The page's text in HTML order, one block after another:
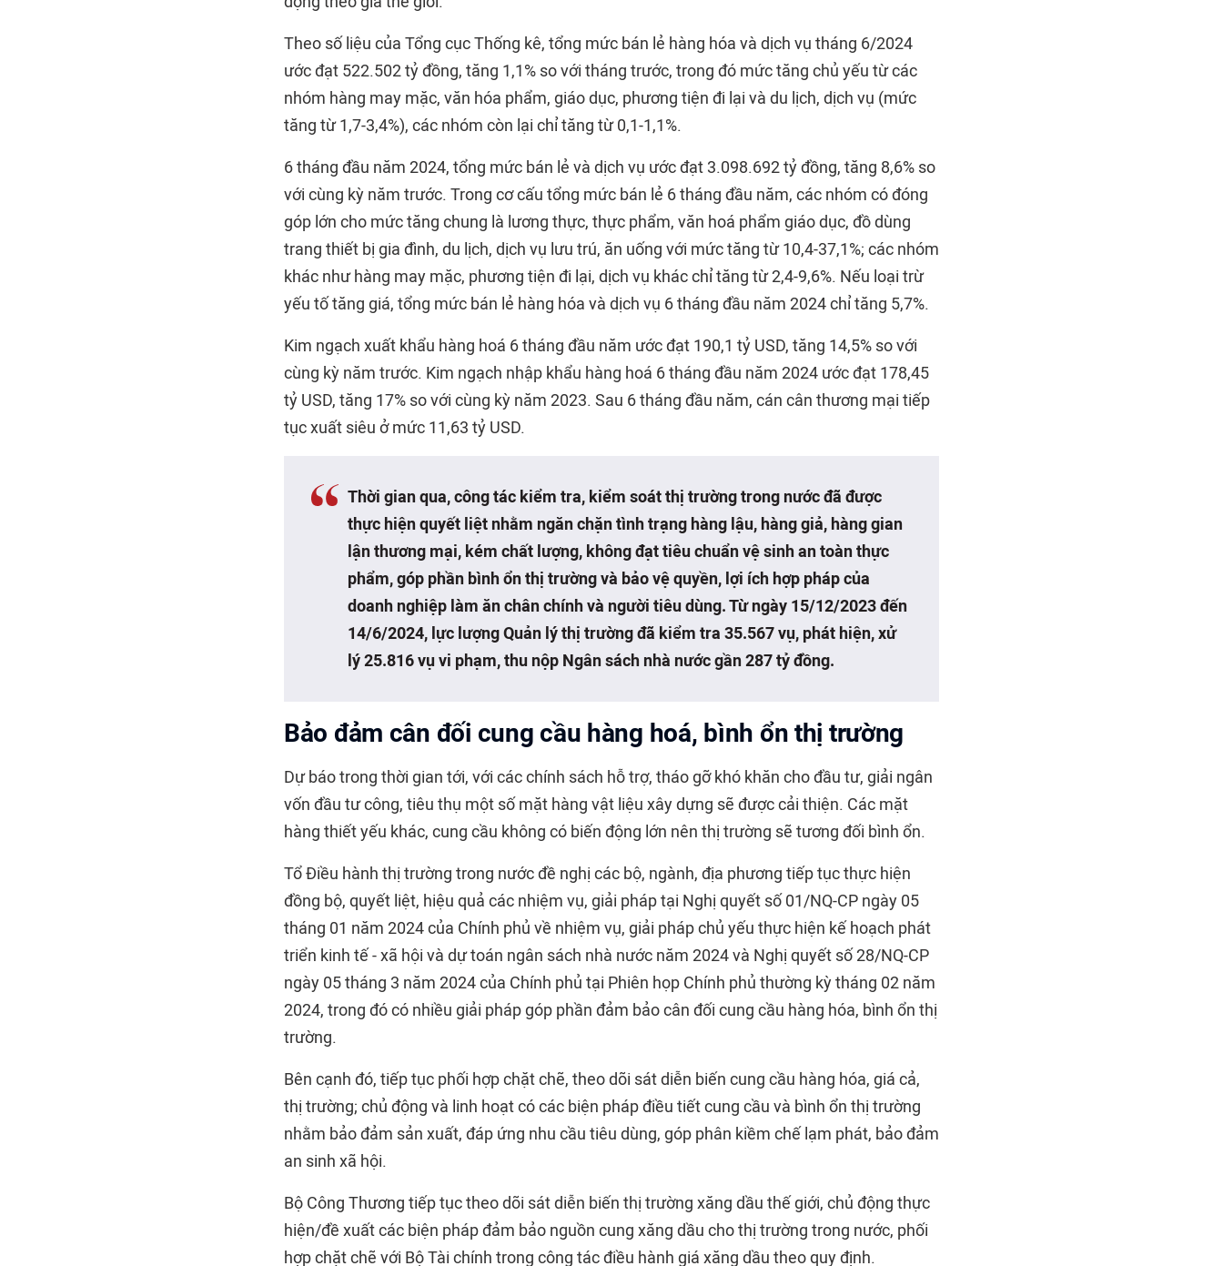
Theo số liệu của Tổng cục Thống kê, tổng mức bán lẻ hàng hóa và dịch vụ tháng 6/2024
ước đạt 522.502 tỷ đồng, tăng 1,1% so với tháng trước, trong đó mức tăng chủ yếu từ các
nhóm hàng may mặc, văn hóa phẩm, giáo dục, phương tiện đi lại và du lịch, dịch vụ (mức
tăng từ 1,7-3,4%), các nhóm còn lại chỉ tăng từ 0,1-1,1%.
6 tháng đầu năm 2024, tổng mức bán lẻ và dịch vụ ước đạt 3.098.692 tỷ đồng, tăng 8,6% so
với cùng kỳ năm trước. Trong cơ cấu tổng mức bán lẻ 6 tháng đầu năm, các nhóm có đóng
góp lớn cho mức tăng chung là lương thực, thực phẩm, văn hoá phẩm giáo dục, đồ dùng
trang thiết bị gia đình, du lịch, dịch vụ lưu trú, ăn uống với mức tăng từ 10,4-37,1%; các nhóm
khác như hàng may mặc, phương tiện đi lại, dịch vụ khác chỉ tăng từ 2,4-9,6%. Nếu loại trừ
yếu tố tăng giá, tổng mức bán lẻ hàng hóa và dịch vụ 6 tháng đầu năm 2024 chỉ tăng 5,7%.
Kim ngạch xuất khẩu hàng hoá 6 tháng đầu năm ước đạt 190,1 tỷ USD, tăng 14,5% so với
cùng kỳ năm trước. Kim ngạch nhập khẩu hàng hoá 6 tháng đầu năm 2024 ước đạt 178,45
tỷ USD, tăng 17% so với cùng kỳ năm 2023. Sau 6 tháng đầu năm, cán cân thương mại tiếp
tục xuất siêu ở mức 11,63 tỷ USD.
Thời gian qua, công tác kiểm tra, kiểm soát thị trường trong nước đã được
thực hiện quyết liệt nhằm ngăn chặn tình trạng hàng lậu, hàng giả, hàng gian
lận thương mại, kém chất lượng, không đạt tiêu chuẩn vệ sinh an toàn thực
phẩm, góp phần bình ổn thị trường và bảo vệ quyền, lợi ích hợp pháp của
doanh nghiệp làm ăn chân chính và người tiêu dùng. Từ ngày 15/12/2023 đến
14/6/2024, lực lượng Quản lý thị trường đã kiểm tra 35.567 vụ, phát hiện, xử
lý 25.816 vụ vi phạm, thu nộp Ngân sách nhà nước gần 287 tỷ đồng.
Bảo đảm cân đối cung cầu hàng hoá, bình ổn thị trường
Dự báo trong thời gian tới, với các chính sách hỗ trợ, tháo gỡ khó khăn cho đầu tư, giải ngân
vốn đầu tư công, tiêu thụ một số mặt hàng vật liệu xây dựng sẽ được cải thiện. Các mặt
hàng thiết yếu khác, cung cầu không có biến động lớn nên thị trường sẽ tương đối bình ổn.
Tổ Điều hành thị trường trong nước đề nghị các bộ, ngành, địa phương tiếp tục thực hiện
đồng bộ, quyết liệt, hiệu quả các nhiệm vụ, giải pháp tại Nghị quyết số 01/NQ-CP ngày 05
tháng 01 năm 2024 của Chính phủ về nhiệm vụ, giải pháp chủ yếu thực hiện kế hoạch phát
triển kinh tế - xã hội và dự toán ngân sách nhà nước năm 2024 và Nghị quyết số 28/NQ-CP
ngày 05 tháng 3 năm 2024 của Chính phủ tại Phiên họp Chính phủ thường kỳ tháng 02 năm
2024, trong đó có nhiều giải pháp góp phần đảm bảo cân đối cung cầu hàng hóa, bình ổn thị
trường.
Bên cạnh đó, tiếp tục phối hợp chặt chẽ, theo dõi sát diễn biến cung cầu hàng hóa, giá cả,
thị trường; chủ động và linh hoạt có các biện pháp điều tiết cung cầu và bình ổn thị trường
nhằm bảo đảm sản xuất, đáp ứng nhu cầu tiêu dùng, góp phân kiềm chế lạm phát, bảo đảm
an sinh xã hội.
Bộ Công Thương tiếp tục theo dõi sát diễn biến thị trường xăng dầu thế giới, chủ động thực
hiện/đề xuất các biện pháp đảm bảo nguồn cung xăng dầu cho thị trường trong nước, phối
hợp chặt chẽ với Bộ Tài chính trong công tác điều hành giá xăng dầu theo quy định.